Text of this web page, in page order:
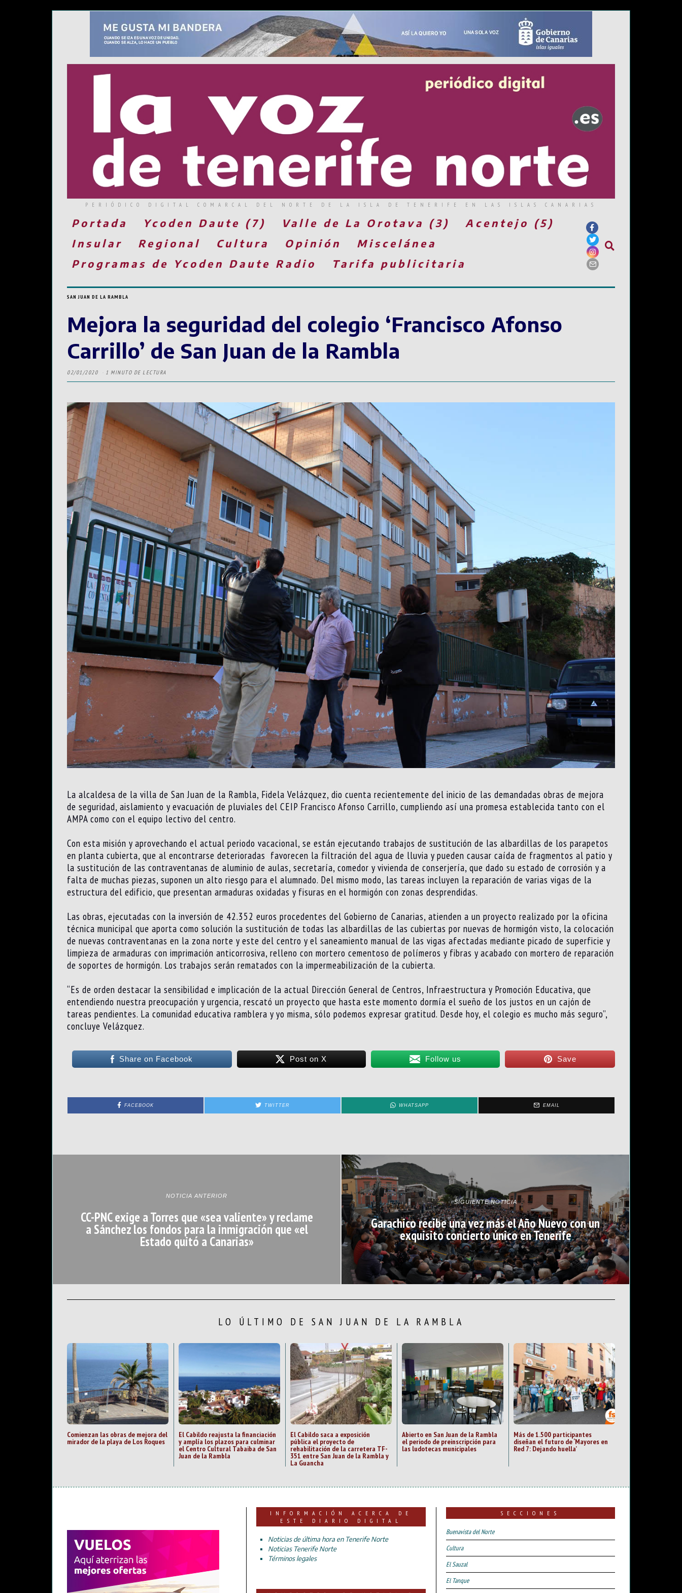
PERIÓDICO DIGITAL COMARCAL DEL NORTE DE LA ISLA DE TENERIFE EN LAS ISLAS CANARIAS
Portada Ycoden Daute (7) Valle de La Orotava (3)
Acentejo (5)
Insular
Regional Cultura Opinión
Miscelánea
Programas de Ycoden Daute Radio
Tarifa publicitaria
SAN JUAN DE LA RAMBLA
Mejora la seguridad del colegio ‘Francisco Afonso
Carrillo’ de San Juan de la Rambla
02/01/2020 1 MINUTO DE LECTURA
La alcaldesa de la villa de San Juan de la Rambla, Fidela Velázquez, dio cuenta recientemente del inicio de las demandadas obras de mejora
de seguridad, aislamiento y evacuación de pluviales del CEIP Francisco Afonso Carrillo, cumpliendo así una promesa establecida tanto con el
AMPA como con el equipo lectivo del centro.
Con esta misión y aprovechando el actual periodo vacacional, se están ejecutando trabajos de sustitución de las albardillas de los parapetos
en planta cubierta, que al encontrarse deterioradas favorecen la filtración del agua de lluvia y pueden causar caída de fragmentos al patio y
la sustitución de las contraventanas de aluminio de aulas, secretaría, comedor y vivienda de conserjería, que dado su estado de corrosión y a
falta de muchas piezas, suponen un alto riesgo para el alumnado. Del mismo modo, las tareas incluyen la reparación de varias vigas de la
estructura del edificio, que presentan armaduras oxidadas y fisuras en el hormigón con zonas desprendidas.
Las obras, ejecutadas con la inversión de 42.352 euros procedentes del Gobierno de Canarias, atienden a un proyecto realizado por la oficina
técnica municipal que aporta como solución la sustitución de todas las albardillas de las cubiertas por nuevas de hormigón visto, la colocación
de nuevas contraventanas en la zona norte y este del centro y el saneamiento manual de las vigas afectadas mediante picado de superficie y
limpieza de armaduras con imprimación anticorrosiva, relleno con mortero cementoso de polímeros y fibras y acabado con mortero de reparación
de soportes de hormigón. Los trabajos serán rematados con la impermeabilización de la cubierta.
“Es de orden destacar la sensibilidad e implicación de la actual Dirección General de Centros, Infraestructura y Promoción Educativa, que
entendiendo nuestra preocupación y urgencia, rescató un proyecto que hasta este momento dormía el sueño de los justos en un cajón de
tareas pendientes. La comunidad educativa ramblera y yo misma, sólo podemos expresar gratitud. Desde hoy, el colegio es mucho más seguro”,
concluye Velázquez.
Share on Facebook Post on X Follow us Save
FACEBOOK TWITTER WHATSAPP EMAIL
NOTICIA ANTERIOR
CC-PNC exige a Torres que «sea valiente» y reclame
a Sánchez los fondos para la inmigración que «el
Estado quitó a Canarias»
SIGUIENTE NOTICIA
Garachico recibe una vez más el Año Nuevo con un
exquisito concierto único en Tenerife
LO ÚLTIMO DE SAN JUAN DE LA RAMBLA
Comienzan las obras de mejora del
mirador de la playa de Los Roques
El Cabildo reajusta la financiación
y amplía los plazos para culminar
el Centro Cultural Tabaiba de San
Juan de la Rambla
El Cabildo saca a exposición
pública el proyecto de
rehabilitación de la carretera TF-
351 entre San Juan de la Rambla y
La Guancha
Abierto en San Juan de la Rambla
el periodo de preinscripción para
las ludotecas municipales
Más de 1.500 participantes
diseñan el futuro de ‘Mayores en
Red 7: Dejando huella’
INFORMACIÓN ACERCA DE
ESTE DIARIO DIGITAL
Noticias de última hora en Tenerife Norte
Noticias Tenerife Norte
Términos legales
SECCIONES
Buenavista del Norte
Cultura
El Sauzal
El Tanque